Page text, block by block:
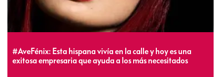
#AveFénix: Esta hispana vivía en la calle y hoy es una
exitosa empresaria que ayuda a los más necesitados